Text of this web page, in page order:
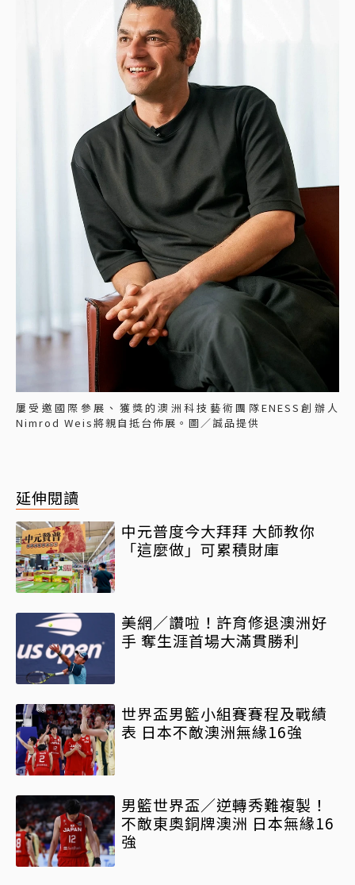
屢受邀國際參展、獲獎的澳洲科技藝術團隊ENESS創辦人
Nimrod Weis將親自抵台佈展。圖／誠品提供
延伸閱讀
中元普度今大拜拜 大師教你
「這麼做」可累積財庫
美網／讚啦！許育修退澳洲好
手 奪生涯首場大滿貫勝利
世界盃男籃小組賽賽程及戰績
表 日本不敵澳洲無緣16強
男籃世界盃／逆轉秀難複製！
不敵東奧銅牌澳洲 日本無緣16
強